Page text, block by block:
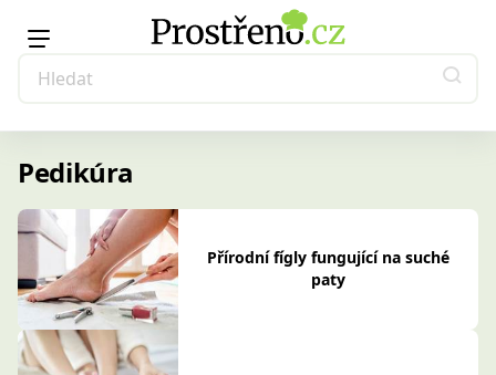
Pedikúra
Přírodní fígly fungující na suché
paty